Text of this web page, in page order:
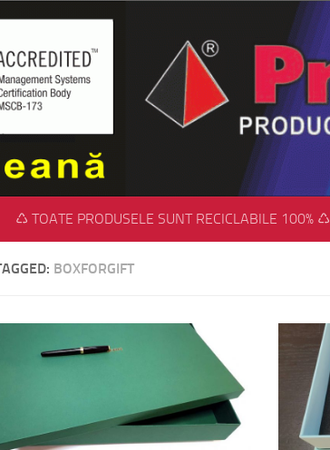
♺ TOATE PRODUSELE SUNT RECICLABILE 100% ♺
BOXFORGIFT